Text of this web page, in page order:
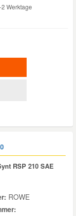
Werktage
RSP 210 SAE
ROWE